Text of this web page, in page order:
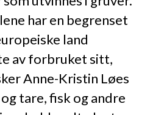
har en begrenset
land
av forbruket sitt,
Anne-Kristin Løes
tare, fisk og andre